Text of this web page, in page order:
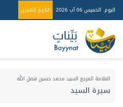
اليوم الخميس 06 آب 2026 التاريخ الهجري
العلامة المرجع السيد محمد حسين فضل الله
سيرة السيد